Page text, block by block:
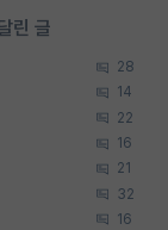
린 글
28
14
22
16
21
32
16